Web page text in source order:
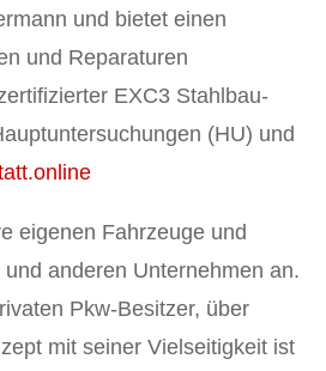
und bietet einen
und Reparaturen
EXC3 Stahlbau-
(HU) und
eigenen Fahrzeuge und
anderen Unternehmen an.
Pkw-Besitzer, über
mit seiner Vielseitigkeit ist